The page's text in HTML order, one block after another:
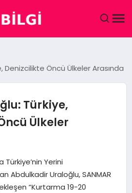
Denizcilikte Öncü Ülkeler Arasında
Türkiye,
Ülkeler
Türkiye’nin Yerini
Abdulkadir Uraloğlu, SANMAR
“Kurtarma 19-20